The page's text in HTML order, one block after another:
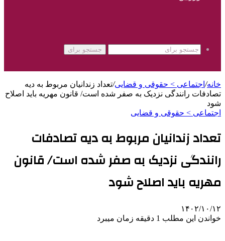
جستجو برای
خانه/ اجتماعی > حقوقی و قضایی/تعداد زندانیان مربوط به دیه
تصادفات رانندگی نزدیک به صفر شده است/ قانون مهریه باید اصلاح
شود
اجتماعی > حقوقی و قضایی
تعداد زندانیان مربوط به دیه تصادفات
رانندگی نزدیک به صفر شده است/ قانون
مهریه باید اصلاح شود
۱۴۰۲/۱۰/۱۲
خواندن این مطلب 1 دقیقه زمان میبرد